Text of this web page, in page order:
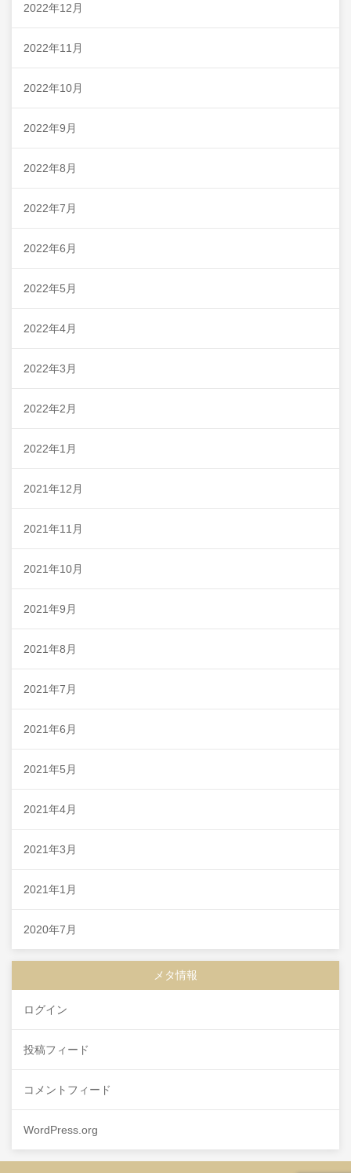
2022年12月
2022年11月
2022年10月
2022年9月
2022年8月
2022年7月
2022年6月
2022年5月
2022年4月
2022年3月
2022年2月
2022年1月
2021年12月
2021年11月
2021年10月
2021年9月
2021年8月
2021年7月
2021年6月
2021年5月
2021年4月
2021年3月
2021年1月
2020年7月
メタ情報
ログイン
投稿フィード
コメントフィード
WordPress.org